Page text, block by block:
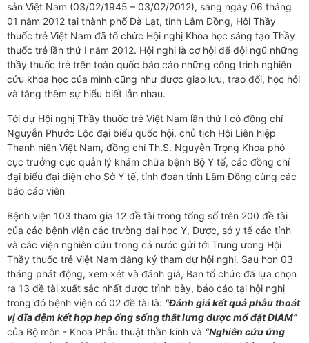
sản Việt Nam (03/02/1945 – 03/02/2012), sáng ngày 06 tháng
01 năm 2012 tại thành phố Đà Lạt, tỉnh Lâm Đồng, Hội Thầy
thuốc trẻ Việt Nam đã tổ chức Hội nghị Khoa học sáng tạo Thầy
thuốc trẻ lần thứ I năm 2012. Hội nghị là cơ hội để đội ngũ những
thầy thuốc trẻ trên toàn quốc báo cáo những công trình nghiên
cứu khoa học của mình cũng như được giao lưu, trao đổi, học hỏi
và tăng thêm sự hiểu biết lẫn nhau.
Tới dự Hội nghị Thầy thuốc trẻ Việt Nam lần thứ I có đồng chí
Nguyễn Phước Lộc đại biểu quốc hội, chủ tịch Hội Liên hiệp
Thanh niên Việt Nam, đồng chí Th.S. Nguyễn Trọng Khoa phó
cục trưởng cục quản lý khám chữa bệnh Bộ Y tế, các đồng chí
đại biểu đại diện cho Sở Y tế, tỉnh đoàn tỉnh Lâm Đồng cùng các
báo cáo viên
Bệnh viện 103 tham gia 12 đề tài trong tổng số trên 200 đề tài
của các bệnh viện các trường đại học Y, Dược, sở y tế các tỉnh
và các viện nghiên cứu trong cả nước gửi tới Trung ương Hội
Thầy thuốc trẻ Việt Nam đăng ký tham dự hội nghị. Sau hơn 03
tháng phát động, xem xét và đánh giá, Ban tổ chức đã lựa chọn
ra 13 đề tài xuất sắc nhất được trình bày, báo cáo tại hội nghị
trong đó bệnh viện có 02 đề tài là: “Đánh giá kết quả phẫu thoát
vị đĩa đệm kết hợp hẹp ống sống thắt lưng được mổ đặt DIAM”
của Bộ môn - Khoa Phẫu thuật thần kinh và “Nghiên cứu ứng